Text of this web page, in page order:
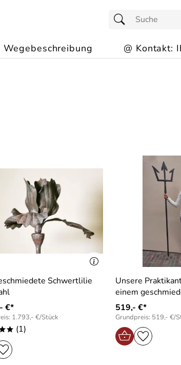
Wegebeschreibung @ Kontakt:
Schwertlilie
€*
1.793,- €/Stück
(1)
Unsere
einem
519,- €*
Grundpreis: 519,- €/